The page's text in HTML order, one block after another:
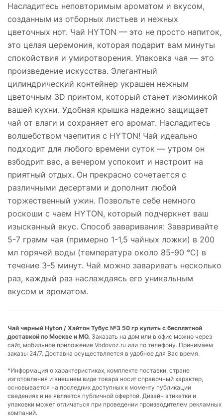
Насладитесь неповторимым ароматом и вкусом,
созданным из отборных листьев и нежных
цветочных нот. Чай HYTON — это не просто напиток,
это целая церемония, которая подарит вам минуты
спокойствия и умиротворения. Упаковка чая — это
произведение искусства. Элегантный
цилиндрический контейнер украшен нежным
цветочным 3D принтом, который станет изюминкой
вашей кухни. Удобная крышка надежно защищает
чай от влаги и сохраняет его аромат. Насладитесь
волшебством чаепития с HYTON! Чай идеально
подходит для любого времени суток — утром он
взбодрит вас, а вечером успокоит и настроит на
приятный отдых. Он прекрасно сочетается с
различными десертами и дополнит любой
торжественный ужин. Позвольте себе немного
роскоши с чаем HYTON, который подчеркнет ваш
изысканный вкус. Способ заваривания: Заваривайте
5-7 грамм чая (примерно 1-1,5 чайных ложки) в 200
мл горячей воды (температура около 85-90 °C) в
течение 3-5 минут. Чай можно заваривать несколько
раз, каждый раз наслаждаясь его уникальным
вкусом и ароматом.
Чай черный Hyton / Хайтон Тубус №3 50 гр купить с бесплатной
доставкой по Москве и МО. Заказать на дом или в офис можно через
сайт, мобильное приложение Vodovoz.ru или по телефону. Принимаем
заказы 24/7. Доставка осуществляется в удобное для Вас время.
*Информация о характеристиках, комплекте поставки, стране
изготовления и внешнем виде товара носит справочный характер,
основывается на последних доступных к моменту публикации
сведениях и не является публичной офертой. Дизайн этикетки и
упаковки может отличаться при проведении производителем рекламных
компаний.